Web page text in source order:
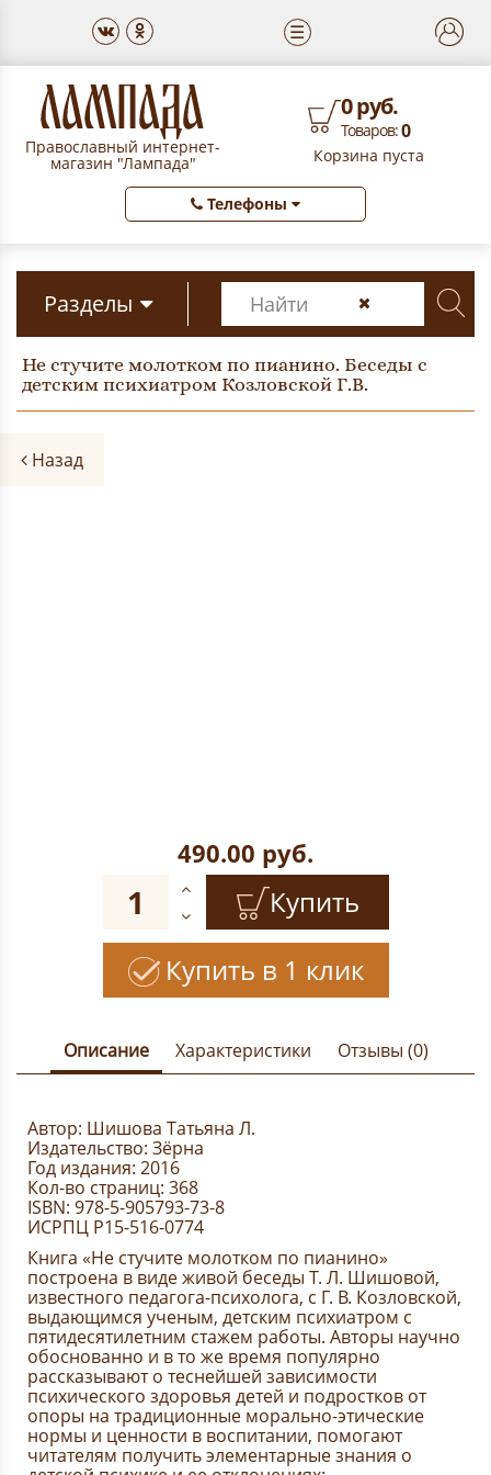
☰
Православный интернет-
магазин "Лампада"
0 руб.
Товаров:0
Корзина пуста
Телефоны
Разделы
Не стучите молотком по пианино. Беседы с
детским психиатром Козловской Г.В.
Назад
490.00 руб.
Купить
Купить в 1 клик
Описание Характеристики Отзывы (0)
Автор: Шишова Татьяна Л.
Издательство: Зёрна
Год издания: 2016
Кол-во страниц: 368
ISBN: 978-5-905793-73-8
ИСРПЦ Р15-516-0774
Книга «Не стучите молотком по пианино»
построена в виде живой беседы Т. Л. Шишовой,
известного педагога-психолога, с Г. В. Козловской,
выдающимся ученым, детским психиатром с
пятидесятилетним стажем работы. Авторы научно
обоснованно и в то же время популярно
рассказывают о теснейшей зависимости
психического здоровья детей и подростков от
опоры на традиционные морально-этические
нормы и ценности в воспитании, помогают
читателям получить элементарные знания о